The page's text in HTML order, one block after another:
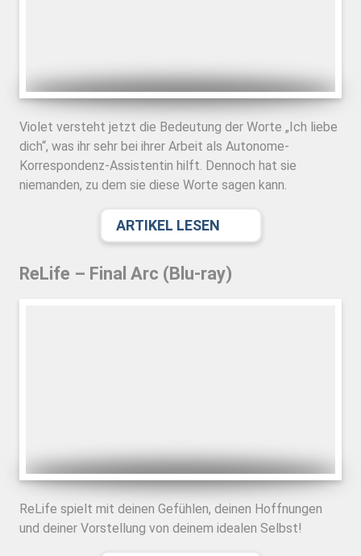
Violet versteht jetzt die Bedeutung der Worte „Ich liebe
dich“, was ihr sehr bei ihrer Arbeit als Autonome-
Korrespondenz-Assistentin hilft. Dennoch hat sie
niemanden, zu dem sie diese Worte sagen kann.
ARTIKEL LESEN
ReLife – Final Arc (Blu-ray)
ReLife spielt mit deinen Gefühlen, deinen Hoffnungen
und deiner Vorstellung von deinem idealen Selbst!